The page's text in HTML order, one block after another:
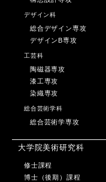
デザイン科
総合デザイン専攻
デザインB専攻
工芸科
陶磁器専攻
漆工専攻
染織専攻
総合芸術学科
総合芸術学専攻
大学院美術研究科
修士課程
博士（後期）課程